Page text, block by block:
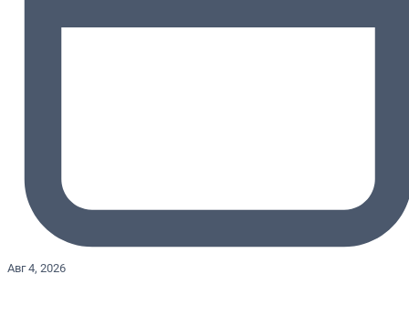
Авг 4, 2026